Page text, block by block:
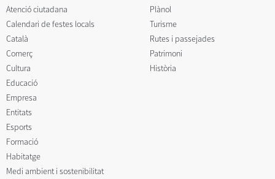
Atenció ciutadana
Calendari de festes locals
Català
Comerç
Cultura
Educació
Empresa
Entitats
Esports
Formació
Habitatge
Medi ambient i sostenibilitat
Plànol
Turisme
Rutes i passejades
Patrimoni
Història